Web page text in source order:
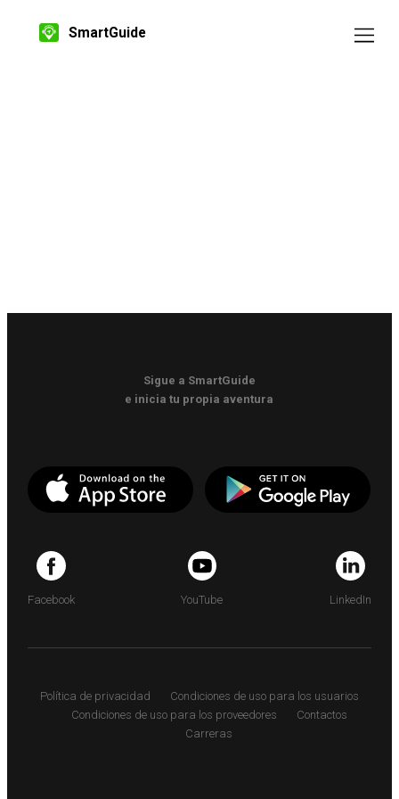
SmartGuide
Sigue a SmartGuide
e inicia tu propia aventura
Facebook YouTube LinkedIn
Política de privacidad
Condiciones de uso para los usuarios
Condiciones de uso para los proveedores
Contactos
Carreras